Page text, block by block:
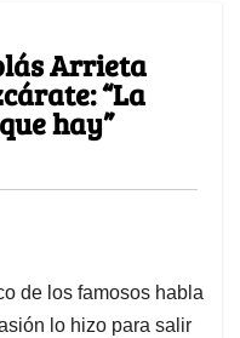
Arrieta
“La
hay”
de los famosos habla
lo hizo para salir